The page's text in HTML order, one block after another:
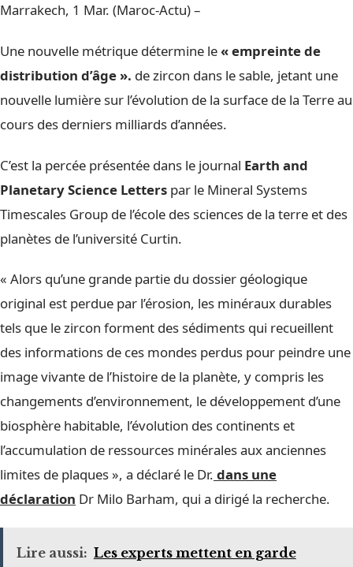
Marrakech, 1 Mar. (Maroc-Actu) –
Une nouvelle métrique détermine le« empreinte de
distribution d’âge ». de zircon dans le sable, jetant une
nouvelle lumière sur l’évolution de la surface de la Terre au
cours des derniers milliards d’années.
C’est la percée présentée dans le journal Earth and
Planetary Science Letters par le Mineral Systems
Timescales Group de l’école des sciences de la terre et des
planètes de l’université Curtin.
« Alors qu’une grande partie du dossier géologique
original est perdue par l’érosion, les minéraux durables
tels que le zircon forment des sédiments qui recueillent
des informations de ces mondes perdus pour peindre une
image vivante de l’histoire de la planète, y compris les
changements d’environnement, le développement d’une
biosphère habitable, l’évolution des continents et
l’accumulation de ressources minérales aux anciennes
limites de plaques », a déclaré le Dr. dans une
déclaration Dr Milo Barham, qui a dirigé la recherche.
Lire aussi: Les experts mettent en garde